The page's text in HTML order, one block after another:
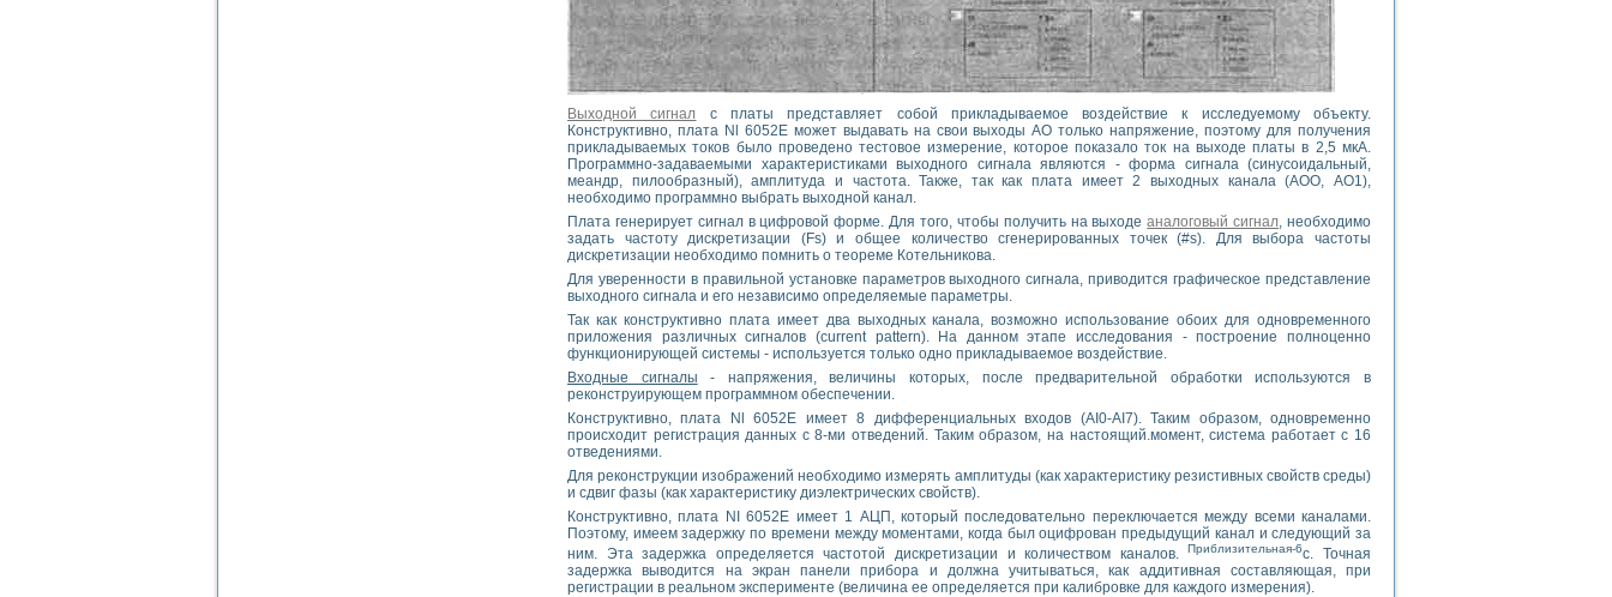
Выходной сигнал с платы представляет собой прикладываемое воздействие к исследуемому объекту.
Конструктивно, плата Nl 6052E может выдавать на свои выходы АО только напряжение, поэтому для получения
прикладываемых токов было проведено тестовое измерение, которое показало ток на выходе платы в 2,5 мкА.
Программно-задаваемыми характеристиками выходного сигнала являются - форма сигнала (синусоидальный,
меандр, пилообразный), амплитуда и частота. Также, так как плата имеет 2 выходных канала (АОО, АО1),
необходимо программно выбрать выходной канал.
Плата генерирует сигнал в цифровой форме. Для того, чтобы получить на выходеаналоговый сигнал , необходимо
задать частоту дискретизации (Fs) и общее количество сгенерированных точек (#s). Для выбора частоты
дискретизации необходимо помнить о теореме Котельникова.
Для уверенности в правильной установке параметров выходного сигнала, приводится графическое представление
выходного сигнала и его независимо определяемые параметры.
Так как конструктивно плата имеет два выходных канала, возможно использование обоих для одновременного
приложения различных сигналов (current pattern). На данном этапе исследования - построение полноценно
функционирующей системы - используется только одно прикладываемое воздействие.
Входные сигналы - напряжения, величины которых, после предварительной обработки используются в
реконструирующем программном обеспечении.
Конструктивно, плата Nl 6052E имеет 8 дифференциальных входов (AI0-AI7). Таким образом, одновременно
происходит регистрация данных с 8-ми отведений. Таким образом, на настоящий.момент, система работает с 16
отведениями.
Для реконструкции изображений необходимо измерять амплитуды (как характеристику резистивных свойств среды)
и сдвиг фазы (как характеристику диэлектрических свойств).
Конструктивно, плата NI 6052Е имеет 1 АЦП, который последовательно переключается между всеми каналами.
Поэтому, имеем задержку по времени между моментами, когда был оцифрован предыдущий канал и следующий за
ним. Эта задержка определяется частотой дискретизации и количеством каналов.Приблизительная-6с. Точная
задержка выводится на экран панели прибора и должна учитываться, как аддитивная составляющая, при
регистрации в реальном эксперименте (величина ее определяется при калибровке для каждого измерения).